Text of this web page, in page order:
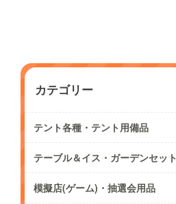
カテゴリー
テント各種・テント用備品
テーブル＆イス・ガーデンセット
模擬店(ゲーム)・抽選会用品